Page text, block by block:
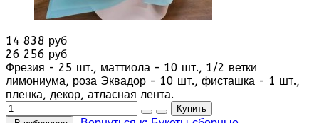
14 838 руб
26 256 руб
Фрезия - 25 шт., маттиола - 10 шт., 1/2 ветки
лимониума, роза Эквадор - 10 шт., фисташка - 1 шт.,
пленка, декор, атласная лента.